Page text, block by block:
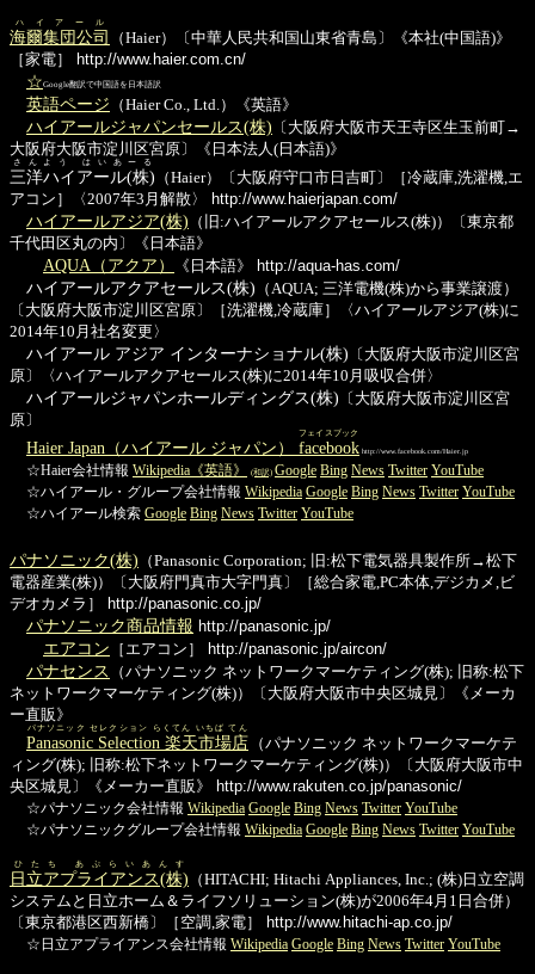
海爾集団公司
ハイアール
（Haier）〔中華人民共和国山東省青島〕《本社(中国語)》
［家電］
http://www.haier.com.cn/
☆Google翻訳で中国語を日本語訳
英語ページ （Haier Co., Ltd.）《英語》
ハイアールジャパンセールス(株) 〔大阪府大阪市天王寺区生玉前町→
大阪府大阪市淀川区宮原〕《日本法人(日本語)》
三洋ハイアール(株)
さんよう はいあーる
（Haier）〔大阪府守口市日吉町〕［冷蔵庫,洗濯機,エ
アコン］〈2007年3月解散〉
http://www.haierjapan.com/
ハイアールアジア(株) （旧:ハイアールアクアセールス(株)）〔東京都
千代田区丸の内〕《日本語》
AQUA（アクア） 《日本語》 http://aqua-has.com/
ハイアールアクアセールス(株) （AQUA; 三洋電機(株)から事業譲渡）
〔大阪府大阪市淀川区宮原〕［洗濯機,冷蔵庫］〈ハイアールアジア(株)に
2014年10月社名変更〉
ハイアール アジア インターナショナル(株) 〔大阪府大阪市淀川区宮
原〕〈ハイアールアクアセールス(株)に2014年10月吸収合併〉
ハイアールジャパンホールディングス(株) 〔大阪府大阪市淀川区宮
原〕
Haier Japan（ハイアール ジャパン） facebook
フェイスブック
http://www.facebook.com/Haier.jp
☆Haier会社情報 Wikipedia《英語》 (和訳) Google Bing News Twitter YouTube
☆ハイアール・グループ会社情報 Wikipedia Google Bing News Twitter YouTube
☆ハイアール検索 Google Bing News Twitter YouTube
パナソニック(株) （Panasonic Corporation; 旧:松下電気器具製作所→松下
電器産業(株)）〔大阪府門真市大字門真〕［総合家電,PC本体,デジカメ,ビ
デオカメラ］
http://panasonic.co.jp/
パナソニック商品情報 http://panasonic.jp/
エアコン ［エアコン］ http://panasonic.jp/aircon/
パナセンス
（パナソニック ネットワークマーケティング(株); 旧称:松下
ネットワークマーケティング(株)）〔大阪府大阪市中央区城見〕《メーカ
ー直販》
Panasonic Selection 楽天市場店
パナソニック セレクション らくてん いちば てん
（パナソニック ネットワークマーケテ
ィング(株); 旧称:松下ネットワークマーケティング(株)）〔大阪府大阪市中
央区城見〕《メーカー直販》
http://www.rakuten.co.jp/panasonic/
☆パナソニック会社情報 Wikipedia Google Bing News Twitter YouTube
☆パナソニックグループ会社情報 Wikipedia Google Bing News Twitter YouTube
日立アプライアンス(株)
ひたち あぷらいあんす
（HITACHI; Hitachi Appliances, Inc.; (株)日立空調
システムと日立ホーム＆ライフソリューション(株)が2006年4月1日合併）
〔東京都港区西新橋〕［空調,家電］
http://www.hitachi-ap.co.jp/
☆日立アプライアンス会社情報 Wikipedia Google Bing News Twitter YouTube